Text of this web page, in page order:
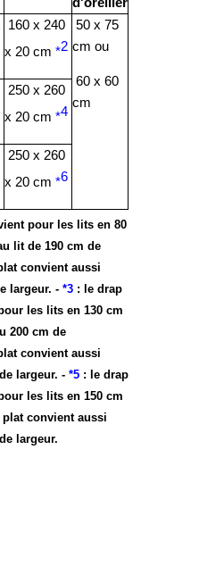
160 x 240
x 20 cm *2
50 x 75
cm ou
60 x 60
cm
250 x 260
x 20 cm *4
250 x 260
x 20 cm *6
pour les lits en 80
lit de 190 cm de
convient aussi
largeur. - *3 : le drap
les lits en 130 cm
200 cm de
convient aussi
largeur. - *5 : le drap
les lits en 150 cm
plat convient aussi
largeur.